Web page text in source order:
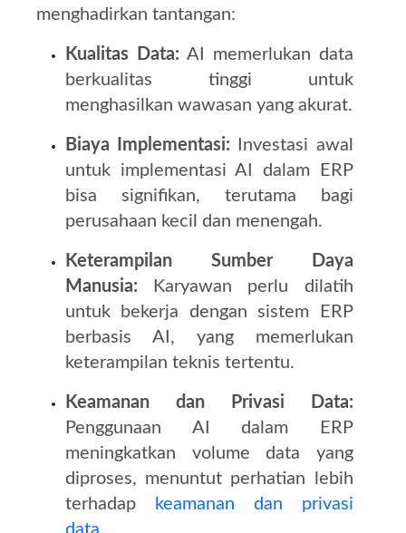
menghadirkan tantangan:
Kualitas Data: AI memerlukan data
berkualitas tinggi untuk
menghasilkan wawasan yang akurat.
Biaya Implementasi:
Investasi awal
untuk implementasi AI dalam ERP
bisa signifikan, terutama bagi
perusahaan kecil dan menengah.
Keterampilan Sumber Daya
Manusia:
Karyawan perlu dilatih
untuk bekerja dengan sistem ERP
berbasis AI, yang memerlukan
keterampilan teknis tertentu.
Keamanan dan Privasi Data:
Penggunaan AI dalam ERP
meningkatkan volume data yang
diproses, menuntut perhatian lebih
terhadap
keamanan dan privasi